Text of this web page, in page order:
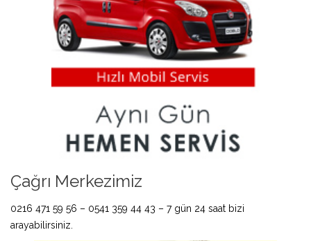
Çağrı Merkezimiz
0216 471 59 56 – 0541 359 44 43 – 7 gün 24 saat bizi
arayabilirsiniz.